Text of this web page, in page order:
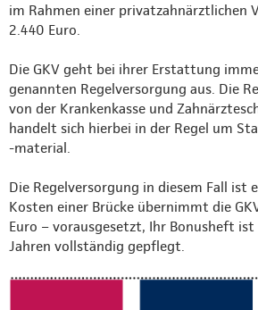
im Rahmen einer privatzahnärztlichen
2.440 Euro.
Die GKV geht bei ihrer Erstattung
genannten Regelversorgung aus. Die
von der Krankenkasse und
handelt sich hierbei in der Regel um
-material.
Die Regelversorgung in diesem Fall ist
Kosten einer Brücke übernimmt die
Euro – vorausgesetzt, Ihr Bonusheft
Jahren vollständig gepflegt.